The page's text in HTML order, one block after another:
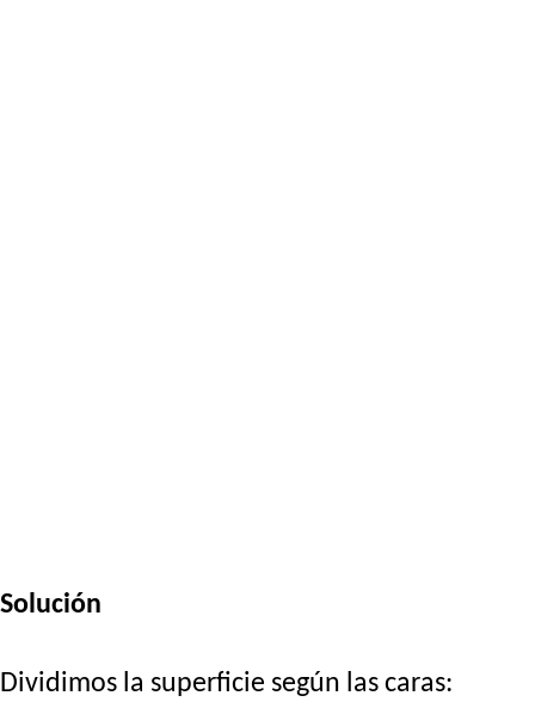
Solución
Dividimos la superficie según las caras: